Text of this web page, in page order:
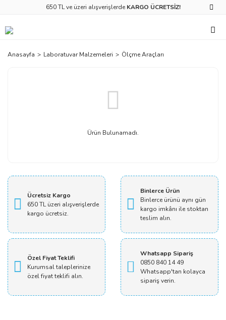
650 TL ve üzeri alışverişlerde KARGO ÜCRETSİZ!
Anasayfa Laboratuvar Malzemeleri Ölçme Araçları
Ürün Bulunamadı.
Ücretsiz Kargo
650 TL üzeri alışverişlerde
kargo ücretsiz.
Binlerce Ürün
Binlerce ürünü aynı gün
kargo imkânı ile stoktan
teslim alın.
Özel Fiyat Teklifi
Kurumsal taleplerinize
özel fiyat teklifi alın.
Whatsapp Sipariş
0850 840 14 49
Whatsapp'tan kolayca
sipariş verin.